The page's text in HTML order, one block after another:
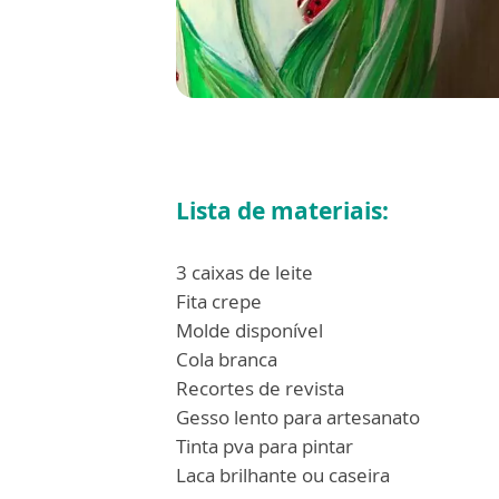
Lista de materiais:
3 caixas de leite
Fita crepe
Molde disponível
Cola branca
Recortes de revista
Gesso lento para artesanato
Tinta pva para pintar
Laca brilhante ou caseira